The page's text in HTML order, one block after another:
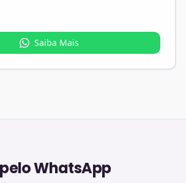
Saiba Mais
WhatsApp